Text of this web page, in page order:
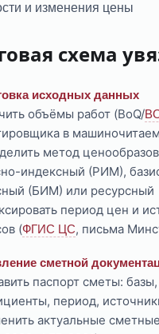
и изменения цены
схема
исходных данных
объёмы работ (BoQ/
в
метод
индексный (РИМ),
(БИМ) или ресурсный
период цен и
(ФГИС ЦС, письма
сметной
паспорт сметы:
период,
актуальные